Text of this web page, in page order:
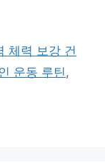
체력 보강 건
운동 루틴,